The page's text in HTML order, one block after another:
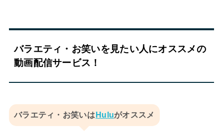
バラエティ・お笑いを見たい人にオススメの
動画配信サービス！
バラエティ・お笑いは